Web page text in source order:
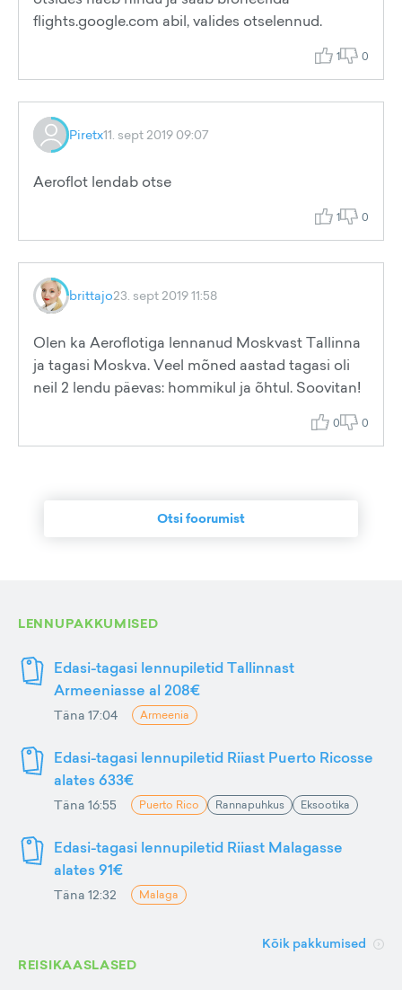
flights.google.com abil, valides otselennud.
1 0
Piretx11. sept 2019 09:07
Aeroflot lendab otse
1 0
brittajo23. sept 2019 11:58
Olen ka Aeroflotiga lennanud Moskvast Tallinna
ja tagasi Moskva. Veel mõned aastad tagasi oli
neil 2 lendu päevas: hommikul ja õhtul. Soovitan!
0 0
Otsi foorumist
LENNUPAKKUMISED
Edasi-tagasi lennupiletid Tallinnast
Armeeniasse al 208€
Täna 17:04 Armeenia
Edasi-tagasi lennupiletid Riiast Puerto Ricosse
alates 633€
Täna 16:55 Puerto Rico Rannapuhkus Eksootika
Edasi-tagasi lennupiletid Riiast Malagasse
alates 91€
Täna 12:32 Malaga
Kõik pakkumised
REISIKAASLASED